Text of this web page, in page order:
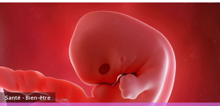
Santé - Bien-être